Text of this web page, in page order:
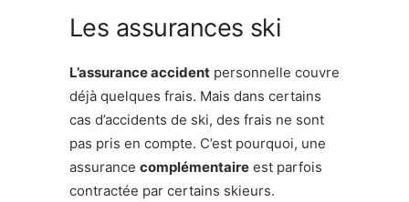
Les assurances ski
L’assurance accident personnelle couvre
déjà quelques frais. Mais dans certains
cas d’accidents de ski, des frais ne sont
pas pris en compte. C’est pourquoi, une
assurance complémentaire est parfois
contractée par certains skieurs.